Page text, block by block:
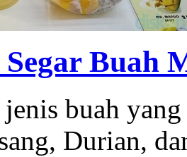
Segar Buah
buah
Durian,